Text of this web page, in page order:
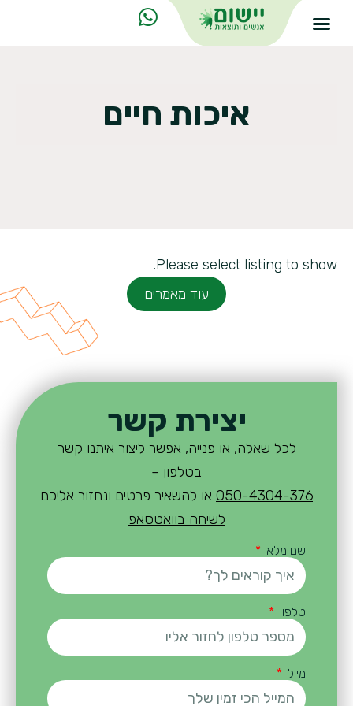
איכות חיים
Please select listing to show.
עוד מאמרים
יצירת קשר
לכל שאלה, או פנייה, אפשר ליצור איתנו קשר
בטלפון –
050-4304-376 או להשאיר פרטים ונחזור אליכם
לשיחה בוואטסאפ
שם מלא
טלפון
מייל